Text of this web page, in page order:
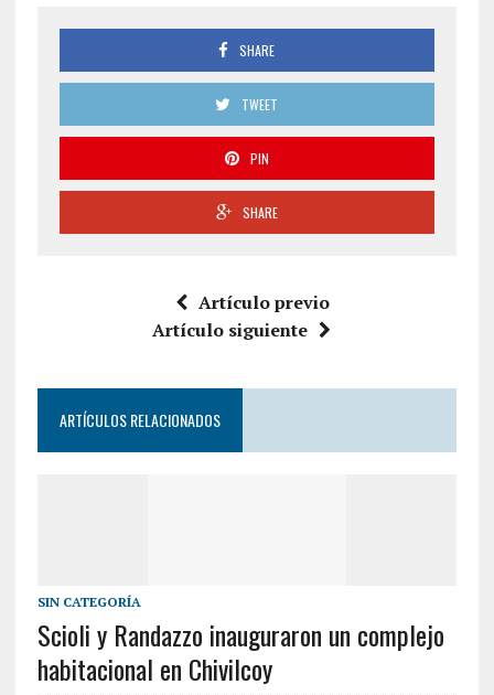
SHARE
TWEET
PIN
SHARE
Artículo previo
Artículo siguiente
ARTÍCULOS RELACIONADOS
SIN CATEGORÍA
Scioli y Randazzo inauguraron un complejo
habitacional en Chivilcoy